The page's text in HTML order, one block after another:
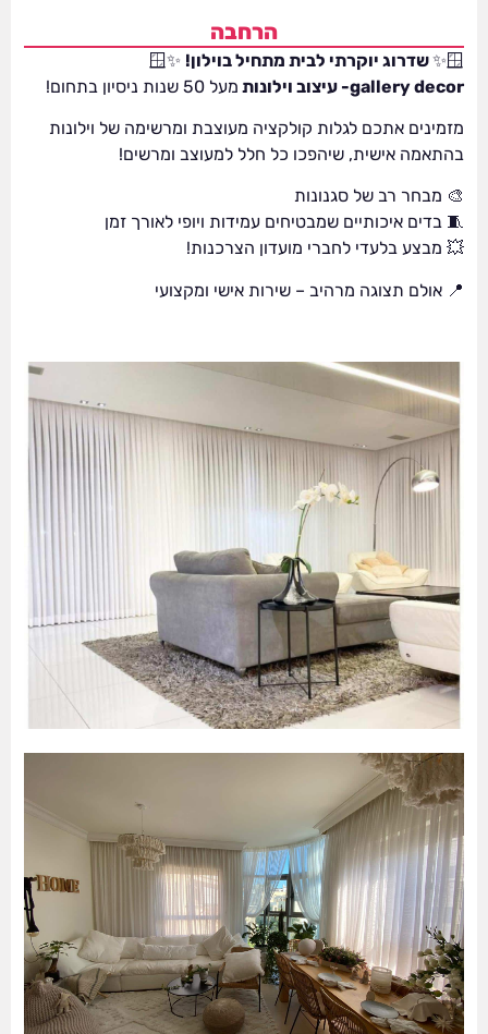
הרחבה
🪟✨ שדרוג יוקרתי לבית מתחיל בוילון! ✨🪟
gallery decor- עיצוב וילונות
מעל 50 שנות ניסיון בתחום!
מזמינים אתכם לגלות קולקציה מעוצבת ומרשימה של וילונות
בהתאמה אישית, שיהפכו כל חלל למעוצב ומרשים!
🎨 מבחר רב של סגנונות
🧵 בדים איכותיים שמבטיחים עמידות ויופי לאורך זמן
💥 מבצע בלעדי לחברי מועדון הצרכנות!
📍 אולם תצוגה מרהיב – שירות אישי ומקצועי